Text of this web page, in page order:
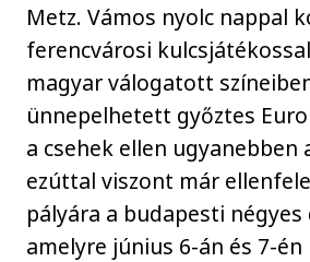
Metz. Vámos nyolc nappal
ferencvárosi
magyar válogatott
ünnepelhetett győztes
a csehek ellen ugyanebben
ezúttal viszont már
pályára a budapesti
amelyre június 6-án és 7-